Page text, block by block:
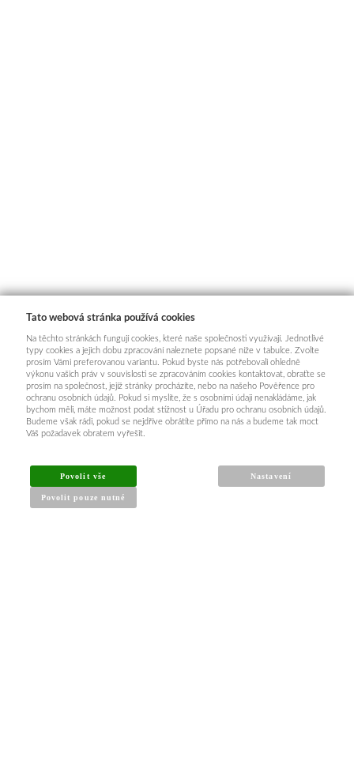
INFORMACE PRO KUPUJÍCÍ
Obchodní podmínky
Tato webová stránka používá cookies
Na těchto stránkách fungují cookies, které naše společnosti využívají. Jednotlivé
typy cookies a jejich dobu zpracování naleznete popsané níže v tabulce. Zvolte
prosím Vámi preferovanou variantu. Pokud byste nás potřebovali ohledně
výkonu vašich práv v souvislosti se zpracováním cookies kontaktovat, obraťte se
prosím na společnost, jejíž stránky procházíte, nebo na našeho Pověřence pro
ochranu osobních údajů. Pokud si myslíte, že s osobními údaji nenakládáme, jak
bychom měli, máte možnost podat stížnost u Úřadu pro ochranu osobních údajů.
Budeme však rádi, pokud se nejdříve obrátíte přímo na nás a budeme tak moct
Váš požadavek obratem vyřešit.
Povolit vše
Povolit pouze nutné
Nastavení